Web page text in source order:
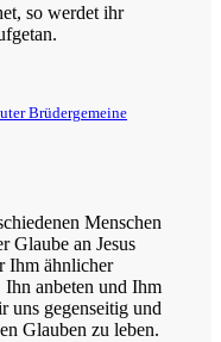
so werdet ihr
Brüdergemeine
Menschen
Glaube an Jesus
Ihm ähnlicher
anbeten und Ihm
uns gegenseitig und
Glauben zu leben.